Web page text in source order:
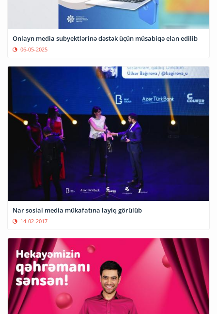
Onlayn media subyektlərinə dəstək üçün müsabiqə elan edilib
06-05-2025
Nar sosial media mükafatına layiq görülüb
14-02-2017